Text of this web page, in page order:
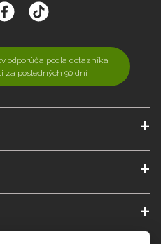
odporúča podľa dotazníka
za posledných 90 dní